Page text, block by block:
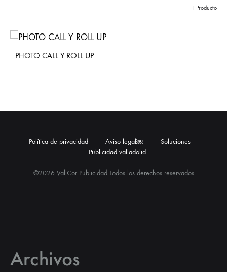
1 Producto
PHOTO CALL Y ROLL UP
©2026 VallCor Publicidad Todos los derechos reservados
Política de privacidad Aviso legal￼
Soluciones
Publicidad valladolid
Archivos